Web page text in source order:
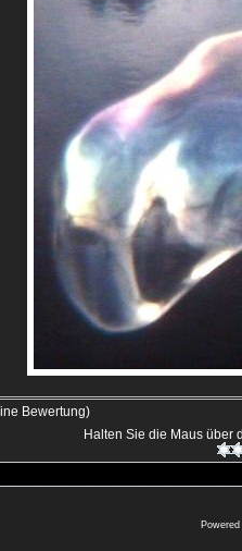
Bewertung)
Halten Sie die Maus über